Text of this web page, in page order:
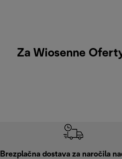
Za Wiosenne
Brezplačna dostava za naročila